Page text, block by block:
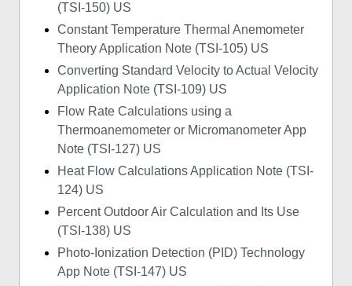
(TSI-150) US
Constant Temperature Thermal Anemometer
Theory Application Note (TSI-105) US
Converting Standard Velocity to Actual Velocity
Application Note (TSI-109) US
Flow Rate Calculations using a
Thermoanemometer or Micromanometer App
Note (TSI-127) US
Heat Flow Calculations Application Note (TSI-
124) US
Percent Outdoor Air Calculation and Its Use
(TSI-138) US
Photo-Ionization Detection (PID) Technology
App Note (TSI-147) US